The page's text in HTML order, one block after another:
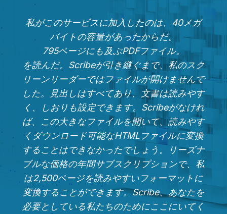
私がこのサービスに加入したのは、40メガ
バイトの容量があったからだ。
795ページにも及ぶPDFファイル。
を読んだ。Scribeが引き継ぐまで、私のスク
リーンリーダーではファイルが開けませんで
した。見出しはすべてあり、文書は読みやす
く、しおりも設定できます。Scribeがなけれ
ば、この大きなファイルを開いて、読みやす
くダウンロード可能なHTMLファイルに変換
することはできなかったでしょう。リーズナ
ブルな価格の年間サブスクリプションで、私
は2,500ページを読みやすいフォーマットに
変換することができます。Scribe、あなたを
必要としている私たちのためにここにいてく